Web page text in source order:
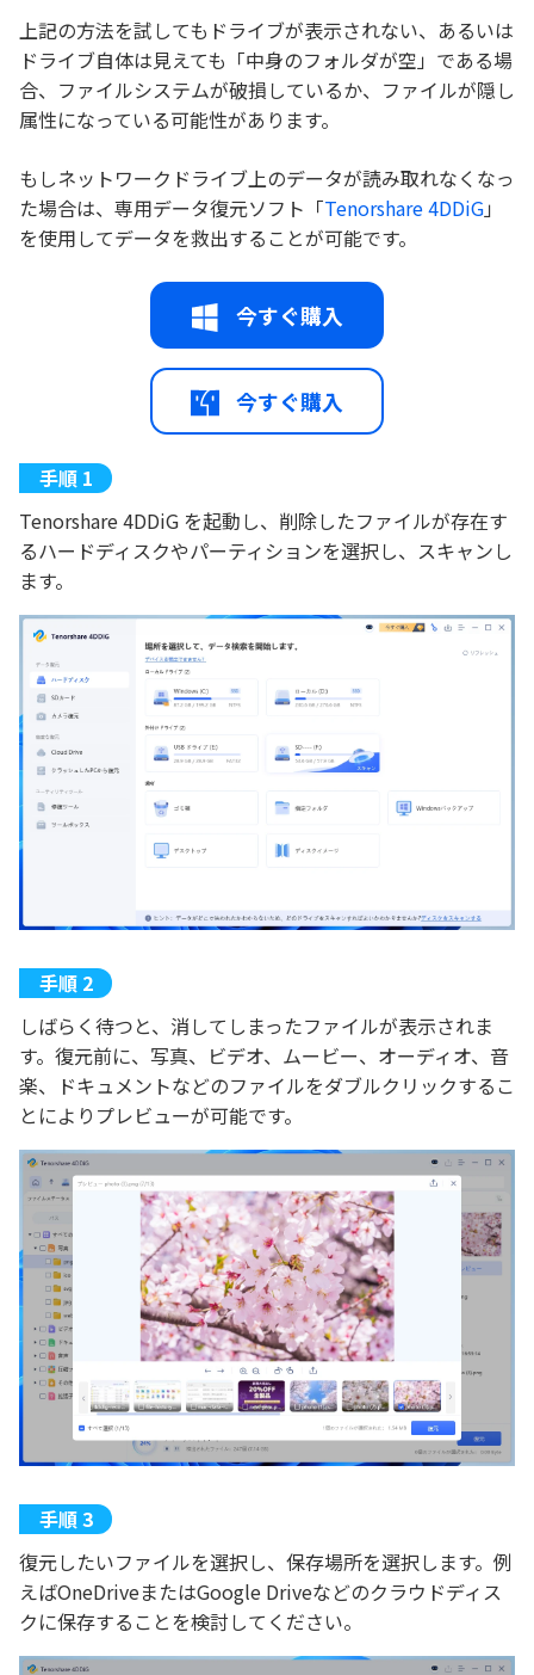
上記の方法を試してもドライブが表示されない、あるいは
ドライブ自体は見えても「中身のフォルダが空」である場
合、ファイルシステムが破損しているか、ファイルが隠し
属性になっている可能性があります。
もしネットワークドライブ上のデータが読み取れなくなっ
た場合は、専用データ復元ソフト「Tenorshare 4DDiG」
を使用してデータを救出することが可能です。
今すぐ購入
今すぐ購入
Tenorshare 4DDiG を起動し、削除したファイルが存在す
るハードディスクやパーティションを選択し、スキャンし
ます。
しばらく待つと、消してしまったファイルが表示されま
す。復元前に、写真、ビデオ、ムービー、オーディオ、音
楽、ドキュメントなどのファイルをダブルクリックするこ
とによりプレビューが可能です。
復元したいファイルを選択し、保存場所を選択します。例
えばOneDriveまたはGoogle Driveなどのクラウドディス
クに保存することを検討してください。